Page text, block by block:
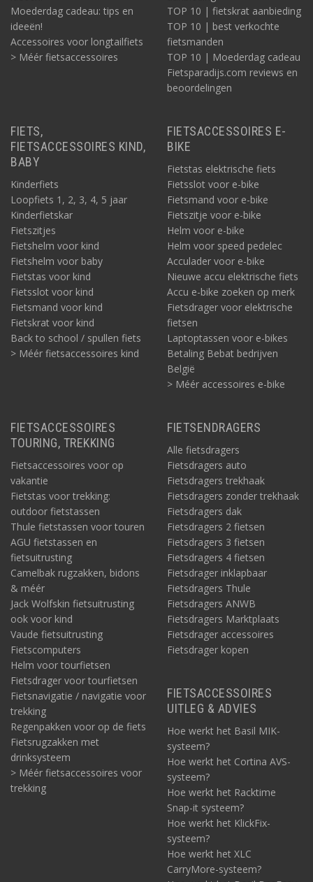
Moederdag cadeau: tips en
ideeën!
Accessoires voor longtailfiets
> Méér fietsaccessoires
TOP 10 | fietskrat aanbieding
TOP 10 | best verkochte
fietsmanden
TOP 10 | Moederdag cadeau
Fietsparadijs.com reviews en
beoordelingen
FIETS,
FIETSACCESSOIRES KIND,
BABY
Kinderfiets
Loopfiets 1, 2, 3, 4, 5 jaar
Kinderfietskar
Fietszitjes
Fietshelm voor kind
Fietshelm voor baby
Fietstas voor kind
Fietsslot voor kind
Fietsmand voor kind
Fietskrat voor kind
Back to school / spullen fiets
> Méér fietsaccessoires kind
FIETSACCESSOIRES E-
BIKE
Fietstas elektrische fiets
Fietsslot voor e-bike
Fietsmand voor e-bike
Fietszitje voor e-bike
Helm voor e-bike
Helm voor speed pedelec
Acculader voor e-bike
Nieuwe accu elektrische fiets
Accu e-bike zoeken op merk
Fietsdrager voor elektrische
fietsen
Laptoptassen voor e-bikes
Betaling Bebat bedrijven
België
> Méér accessoires e-bike
FIETSACCESSOIRES
TOURING, TREKKING
Fietsaccessoires voor op
vakantie
Fietstas voor trekking:
outdoor fietstassen
Thule fietstassen voor touren
AGU fietstassen en
fietsuitrusting
Camelbak rugzakken, bidons
& méér
Jack Wolfskin fietsuitrusting
ook voor kind
Vaude fietsuitrusting
Fietscomputers
Helm voor tourfietsen
Fietsdrager voor tourfietsen
Fietsnavigatie / navigatie voor
trekking
Regenpakken voor op de fiets
Fietsrugzakken met
drinksysteem
> Méér fietsaccessoires voor
trekking
FIETSENDRAGERS
Alle fietsdragers
Fietsdragers auto
Fietsdragers trekhaak
Fietsdragers zonder trekhaak
Fietsdragers dak
Fietsdragers 2 fietsen
Fietsdragers 3 fietsen
Fietsdragers 4 fietsen
Fietsdrager inklapbaar
Fietsdragers Thule
Fietsdragers ANWB
Fietsdragers Marktplaats
Fietsdrager accessoires
Fietsdrager kopen
FIETSACCESSOIRES
UITLEG & ADVIES
Hoe werkt het Basil MIK-
systeem?
Hoe werkt het Cortina AVS-
systeem?
Hoe werkt het Racktime
Snap-it systeem?
Hoe werkt het KlickFix-
systeem?
Hoe werkt het XLC
CarryMore-systeem?